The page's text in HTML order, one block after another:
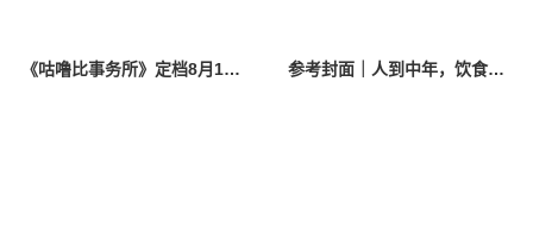
《咕噜比事务所》定档8月10日 聚焦儿童情绪教育助力健康成长 参考封面｜人到中年，饮食该如何调整？